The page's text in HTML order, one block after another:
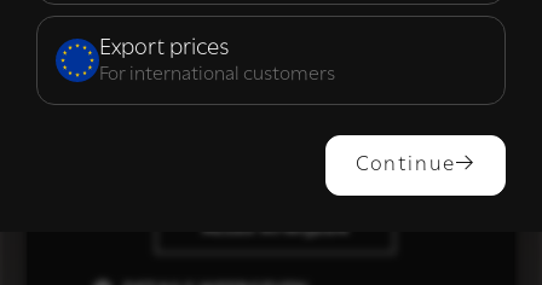
Export prices
For international customers
Continue
ALLES ACCEPTEREN